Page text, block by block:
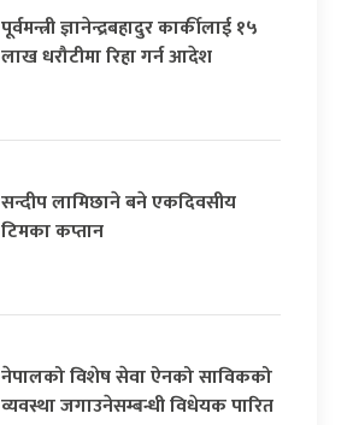
पूर्वमन्त्री ज्ञानेन्द्रबहादुर कार्कीलाई १५
लाख धरौटीमा रिहा गर्न आदेश
सन्दीप लामिछाने बने एकदिवसीय
टिमका कप्तान
नेपालको विशेष सेवा ऐनको साविकको
व्यवस्था जगाउनेसम्बन्धी विधेयक पारित